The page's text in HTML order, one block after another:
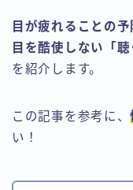
目が疲れることの
目を酷使しない「聴
を紹介します。
この記事を参考に、
い！